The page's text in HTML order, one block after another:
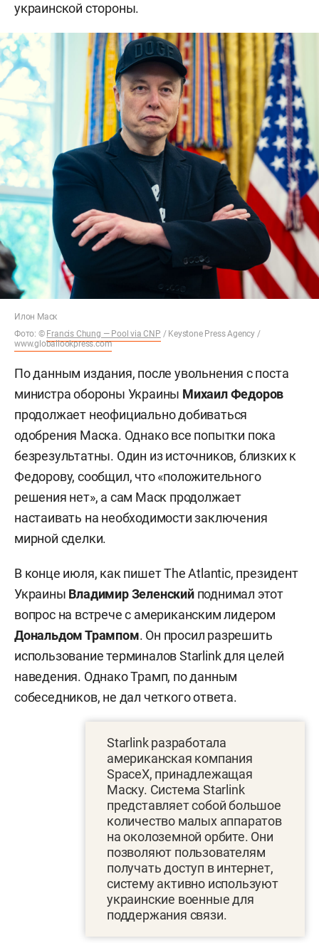
украинской стороны.
Илон Маск
Фото: © Francis Chung — Pool via CNP / Keystone Press Agency /
www.globallookpress.com
По данным издания, после увольнения с поста
министра обороны Украины Михаил Федоров
продолжает неофициально добиваться
одобрения Маска. Однако все попытки пока
безрезультатны. Один из источников, близких к
Федорову, сообщил, что «положительного
решения нет», а сам Маск продолжает
настаивать на необходимости заключения
мирной сделки.
В конце июля, как пишет The Atlantic, президент
Украины Владимир Зеленскийподнимал этот
вопрос на встрече с американским лидером
Дональдом Трампом. Он просил разрешить
использование терминалов Starlink для целей
наведения. Однако Трамп, по данным
собеседников, не дал четкого ответа.
Starlink разработала
американская компания
SpaceX, принадлежащая
Маску. Система Starlink
представляет собой большое
количество малых аппаратов
на околоземной орбите. Они
позволяют пользователям
получать доступ в интернет,
систему активно используют
украинские военные для
поддержания связи.